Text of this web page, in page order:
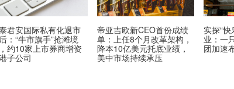
君安国际私有化退市
：“牛市旗手”抢滩境
约10家上市券商增资
子公司
帝亚吉欧新CEO首份成绩
单：上任8个月改革架构，
降本10亿美元托底业绩，
美中市场持续承压
实探“
业：一
团加速